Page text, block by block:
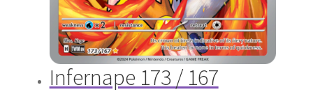
Infernape 173 / 167